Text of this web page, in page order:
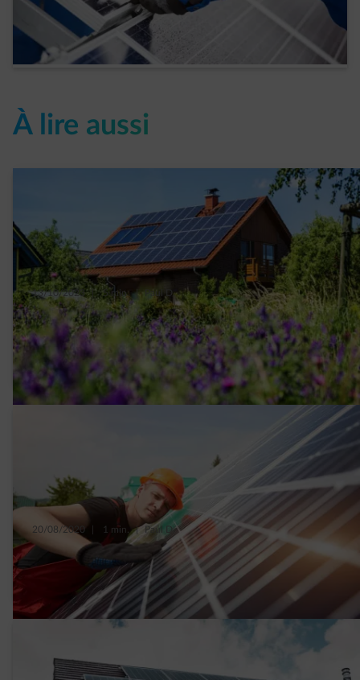
solaires ? Votre check-list
Read more
À lire aussi
13/10/2023 | 5 min. | Paul D.
Tout savoir sur le « tarif » prosumer en
Wallonie à charge des propriétaires de
panneaux solaires
20/08/2020 1 min. | Paul D.
Quelle est l’inclinaison idéale du toit pour
les panneaux solaires ?